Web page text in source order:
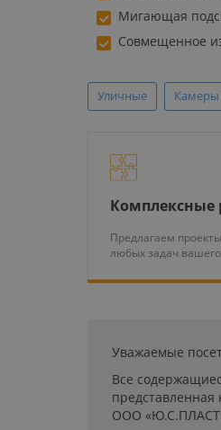
Мигающая
Совмещенное
Уличные Камеры
Комплексные
Предлагаем
любых задач
Уважаемые
Все
ООО «Ю.С.ПЛАСТ»